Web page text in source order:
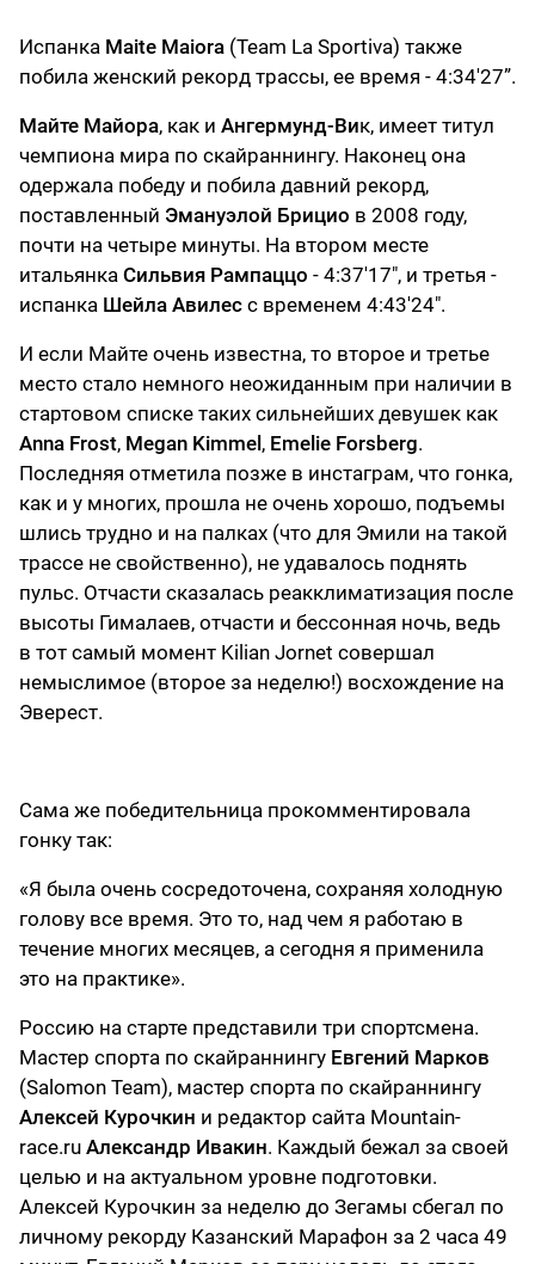
Испанка Maite Maiora (Team La Sportiva) также
побила женский рекорд трассы, ее время - 4:34'27”.
Майте Майора, как и Ангермунд-Вик, имеет титул
чемпиона мира по скайраннингу. Наконец она
одержала победу и побила давний рекорд,
поставленный Эмануэлой Брицио в 2008 году,
почти на четыре минуты. На втором месте
итальянка Сильвия Рампаццо - 4:37'17", и третья -
испанка Шейла Авилес с временем 4:43'24".
И если Майте очень известна, то второе и третье
место стало немного неожиданным при наличии в
стартовом списке таких сильнейших девушек как
Anna Frost, Megan Kimmel , Emelie Forsberg.
Последняя отметила позже в инстаграм, что гонка,
как и у многих, прошла не очень хорошо, подъемы
шлись трудно и на палках (что для Эмили на такой
трассе не свойственно), не удавалось поднять
пульс. Отчасти сказалась реакклиматизация после
высоты Гималаев, отчасти и бессонная ночь, ведь
в тот самый момент Kilian Jornet совершал
немыслимое (второе за неделю!) восхождение на
Эверест.
Сама же победительница прокомментировала
гонку так:
«Я была очень сосредоточена, сохраняя холодную
голову все время. Это то, над чем я работаю в
течение многих месяцев, а сегодня я применила
это на практике».
Россию на старте представили три спортсмена.
Мастер спорта по скайраннингу Евгений Марков
(Salomon Team), мастер спорта по скайраннингу
Алексей Курочкин и редактор сайта Mountain-
race.ru Александр Ивакин. Каждый бежал за своей
целью и на актуальном уровне подготовки.
Алексей Курочкин за неделю до Зегамы сбегал по
личному рекорду Казанский Марафон за 2 часа 49